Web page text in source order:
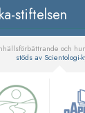
stiftelsen
och
stöds av Scientologi-